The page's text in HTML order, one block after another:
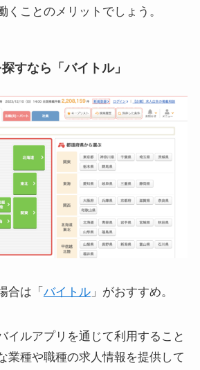
くことのメリットでしょう。
すなら「バイトル」
合は「 バイトル」がおすすめ。
イルアプリを通じて利用すること
業種や職種の求人情報を提供して